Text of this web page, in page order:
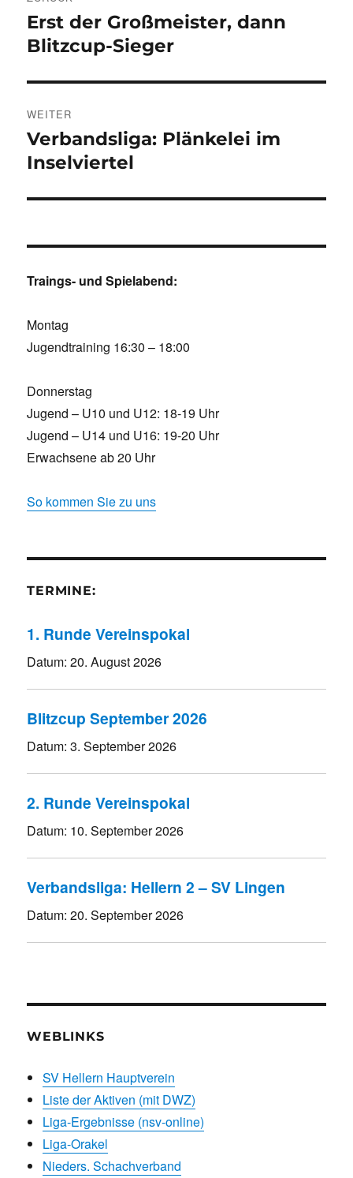
Vorheriger
Beitrag:
Erst der Großmeister, dann
Blitzcup-Sieger
WEITER
Nächster
Beitrag:
Verbandsliga: Plänkelei im
Inselviertel
Traings- und Spielabend:
Montag
Jugendtraining 16:30 – 18:00
Donnerstag
Jugend – U10 und U12: 18-19 Uhr
Jugend – U14 und U16: 19-20 Uhr
Erwachsene ab 20 Uhr
So kommen Sie zu uns
TERMINE:
1. Runde Vereinspokal
Datum:20. August 2026
Blitzcup September 2026
Datum:3. September 2026
2. Runde Vereinspokal
Datum: 10. September 2026
Verbandsliga: Hellern 2 – SV Lingen
Datum:20. September 2026
WEBLINKS
SV Hellern Hauptverein
Liste der Aktiven (mit DWZ)
Liga-Ergebnisse (nsv-online)
Liga-Orakel
Nieders. Schachverband